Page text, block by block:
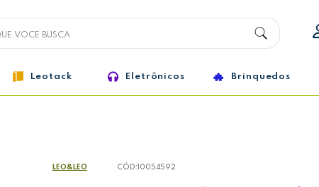
Leotack Eletrônicos Brinquedos
LEO&LEO CÓD: 10054592